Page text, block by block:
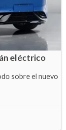
eléctrico
sobre el nuevo